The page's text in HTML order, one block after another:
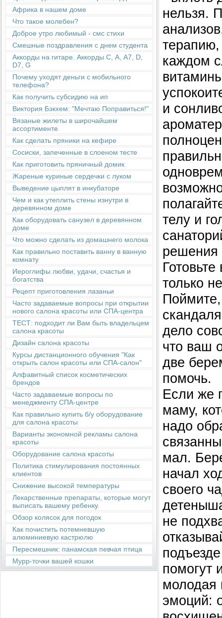
Африка в нашем доме
Что такое молебен?
Доброе утро любимый - смс стихи
Смешные поздравления с днем студента
Аккорды на гитаре. Аккорды С, А, А7, D,
D7, G
Почему уходят деньги с мобильного
телефона?
Как получить субсидию на ип
Виктория Бэкхем: "Мечтаю Поправиться!"
Вязаные жилеты в широчайшем
ассортименте
Как сделать пряники на кефире
Сосиски, запеченные в слоеном тесте
Как приготовить пряничный домик
Жареные куриные сердечки с луком
Выведение цыплят в инкубаторе
Чем и как утеплить стены изнутри в
деревянном доме
Как оборудовать санузел в деревянном
доме
Что можно сделать из домашнего молока
Как правильно поставить ванну в ванную
комнату
Иероглифы любви, удачи, счастья и
богатства
Рецепт приготовления лазаньи
Часто задаваемые вопросы при открытии
нового салона красоты или СПА-центра
ТЕСТ: подходит ли Вам быть владельцем
салона красоты
Дизайн салона красоты
Курсы дистанционного обучения "Как
открыть салон красоты или СПА-салон"
Алфавитный список косметических
брендов
Часто задаваемые вопросы по
менеджменту СПА-центре
Как правильно купить б/у оборудование
для салона красоты
Варианты экономной рекламы салона
красоты
Оборудование салона красоты
Политика стимулирования постоянных
клиентов
Снижение высокой температуры
Лекарственные препараты, которые могут
выписать вашему ребенку.
Обзор колясок для погодок
Как почистить потемневшую
алюминиевую кастрюлю
Пересмешник: панамская певчая птица
Мурр-точки вашей кошки
нельзя.
каждом
и
телу и
решения
только
дело
что ваш
две
помочь.
Если же
маму,
надо
мал.
начал
своего
не
помогут
молодая
эмоций: